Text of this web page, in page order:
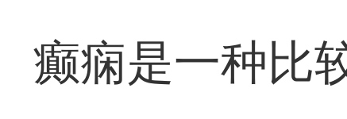
癫痫是一种比